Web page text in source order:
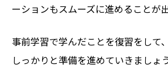
ーションもスムーズに進めることが出
事前学習で学んだことを復習をして
しっかりと準備を進めていきましょ